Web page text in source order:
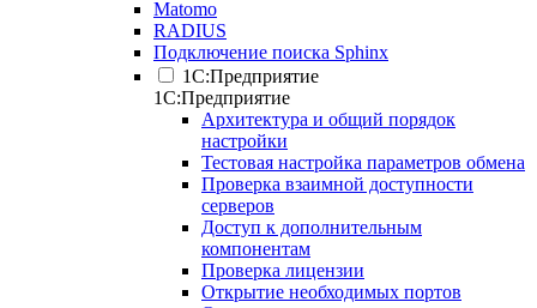
Matomo
RADIUS
Подключение поиска Sphinx
1С:Предприятие
1С:Предприятие
Архитектура и общий порядок
настройки
Тестовая настройка параметров обмена
Проверка взаимной доступности
серверов
Доступ к дополнительным
компонентам
Проверка лицензии
Открытие необходимых портов